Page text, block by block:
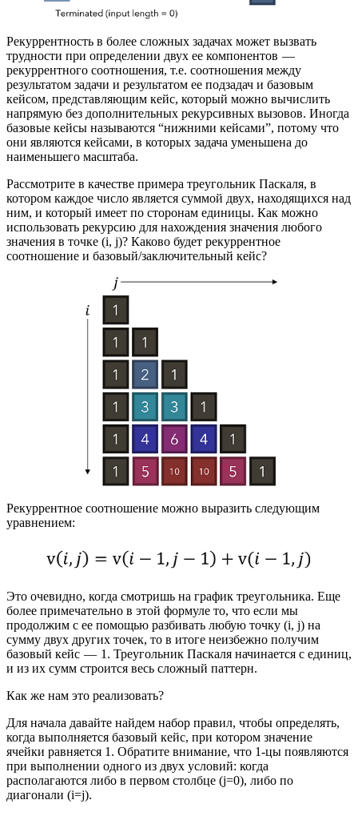
Рекуррентность в более сложных задачах может вызвать
трудности при определении двух ее компонентов —
рекуррентного соотношения, т.е. соотношения между
результатом задачи и результатом ее подзадач и базовым
кейсом, представляющим кейс, который можно вычислить
напрямую без дополнительных рекурсивных вызовов. Иногда
базовые кейсы называются “нижними кейсами”, потому что
они являются кейсами, в которых задача уменьшена до
наименьшего масштаба.
Рассмотрите в качестве примера треугольник Паскаля, в
котором каждое число является суммой двух, находящихся над
ним, и который имеет по сторонам единицы. Как можно
использовать рекурсию для нахождения значения любого
значения в точке (i, j)? Каково будет рекуррентное
соотношение и базовый/заключительный кейс?
Рекуррентное соотношение можно выразить следующим
уравнением:
Это очевидно, когда смотришь на график треугольника. Еще
более примечательно в этой формуле то, что если мы
продолжим с ее помощью разбивать любую точку (i, j) на
сумму двух других точек, то в итоге неизбежно получим
базовый кейс — 1. Треугольник Паскаля начинается с единиц,
и из их сумм строится весь сложный паттерн.
Как же нам это реализовать?
Для начала давайте найдем набор правил, чтобы определять,
когда выполняется базовый кейс, при котором значение
ячейки равняется 1. Обратите внимание, что 1-цы появляются
при выполнении одного из двух условий: когда
располагаются либо в первом столбце (j=0), либо по
диагонали (i=j).